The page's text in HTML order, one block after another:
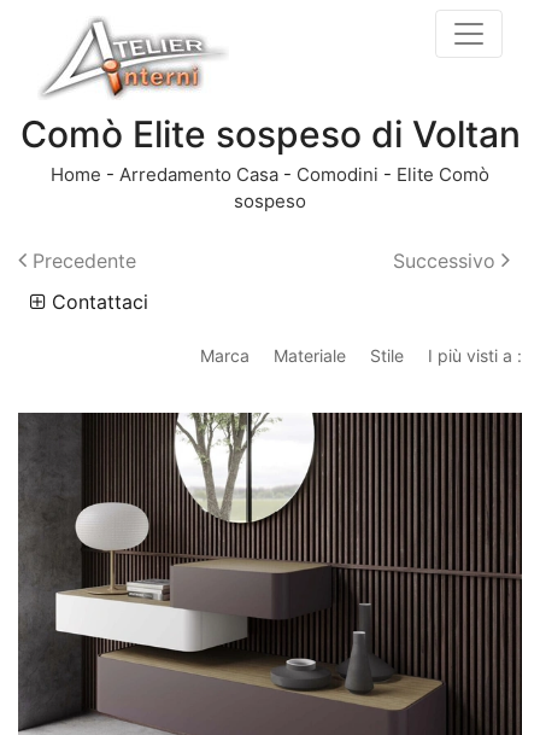
Comò Elite sospeso di Voltan
Home - Arredamento Casa - Comodini - Elite Comò
sospeso
Precedente
Successivo
Contattaci
Marca Materiale Stile I più visti a :